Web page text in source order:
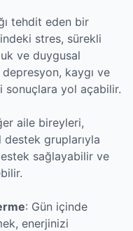
tehdit eden bir
stres, sürekli
ve duygusal
kaygı ve
sonuçlara yol açabilir.
aile bireyleri,
gruplarıyla
sağlayabilir ve
: Gün içinde
enerjinizi